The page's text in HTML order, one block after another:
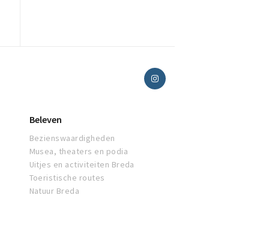
Beleven
Bezienswaardigheden
Musea, theaters en podia
Uitjes en activiteiten Breda
Toeristische routes
Natuur Breda